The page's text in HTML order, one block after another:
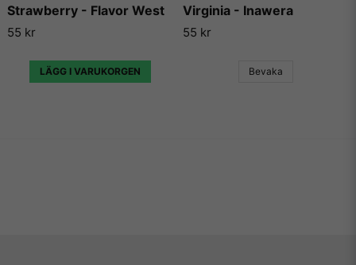
Strawberry - Flavor West
55 kr
LÄGG I VARUKORGEN
Virginia - Inawera
55 kr
Bevaka